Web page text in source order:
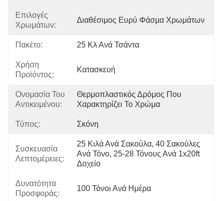
Επιλογές
Χρωμάτων:
Διαθέσιμος Ευρύ Φάσμα Χρωμάτων
Πακέτο: 25 Κλ Ανά Τσάντα
Χρήση
Προϊόντος:
Κατασκευή
Ονομασία Του
Αντικειμένου:
Θερμοπλαστικός Δρόμος Που
Χαρακτηρίζει Το Χρώμα
Τύπος: Σκόνη
Συσκευασία
Λεπτομέρειες:
25 Κιλά Ανά Σακούλα, 40 Σακούλες
Ανά Τόνο, 25-28 Τόνους Ανά 1x20ft
Δοχείο
Δυνατότητα
Προσφοράς:
100 Τόνοι Ανά Ημέρα